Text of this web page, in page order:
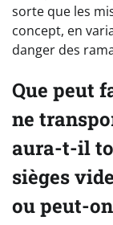
sorte que les
concept, en
danger des
Que peut
ne
aura-t-il
sièges
ou peut-